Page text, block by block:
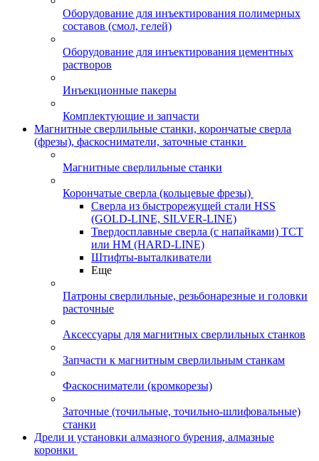
Оборудование для инъектирования полимерных
составов (смол, гелей)
Оборудование для инъектирования цементных
растворов
Инъекционные пакеры
Комплектующие и запчасти
Магнитные сверлильные станки, корончатые сверла
(фрезы), фаскосниматели, заточные станки
Магнитные сверлильные станки
Корончатые сверла (кольцевые фрезы)
Сверла из быстрорежущей стали HSS
(GOLD-LINE, SILVER-LINE)
Твердосплавные сверла (с напайками) ТСТ
или HM (HARD-LINE)
Штифты-выталкиватели
Еще
Патроны сверлильные, резьбонарезные и головки
расточные
Аксессуары для магнитных сверлильных станков
Запчасти к магнитным сверлильным станкам
Фаскосниматели (кромкорезы)
Заточные (точильные, точильно-шлифовальные)
станки
Дрели и установки алмазного бурения, алмазные
коронки